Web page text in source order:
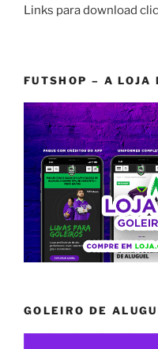
Links para download
FUTSHOP – A LOJA
GOLEIRO DE